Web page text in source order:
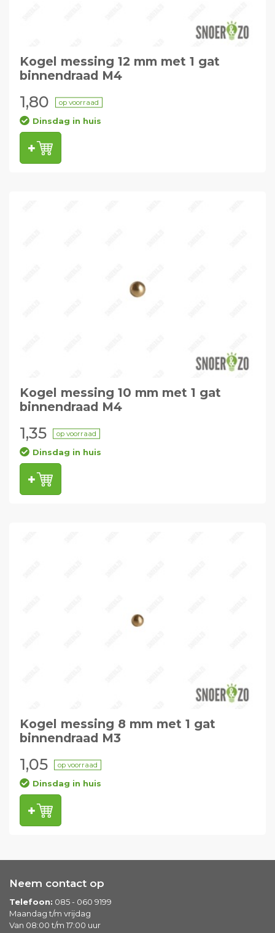
Kogel messing 12 mm met 1 gat
binnendraad M4
1,80 op voorraad
Dinsdag in huis
Kogel messing 10 mm met 1 gat
binnendraad M4
1,35 op voorraad
Dinsdag in huis
Kogel messing 8 mm met 1 gat
binnendraad M3
1,05 op voorraad
Dinsdag in huis
Neem contact op
Telefoon: 085 - 060 9199
Maandag t/m vrijdag
Van 08:00 t/m 17:00 uur